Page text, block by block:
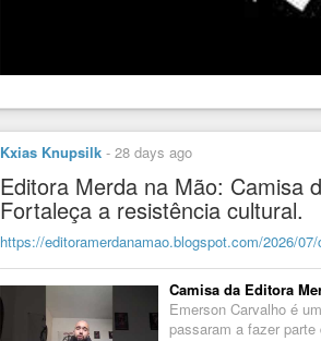
Kxias Knupsilk - 28 days ago
Editora Merda na Mão: Camisa
Fortaleça a resistência cultural.
https://editoramerdanamao.blogspot.com/2026/
Camisa da Editora
Emerson Carvalho é
passaram a fazer